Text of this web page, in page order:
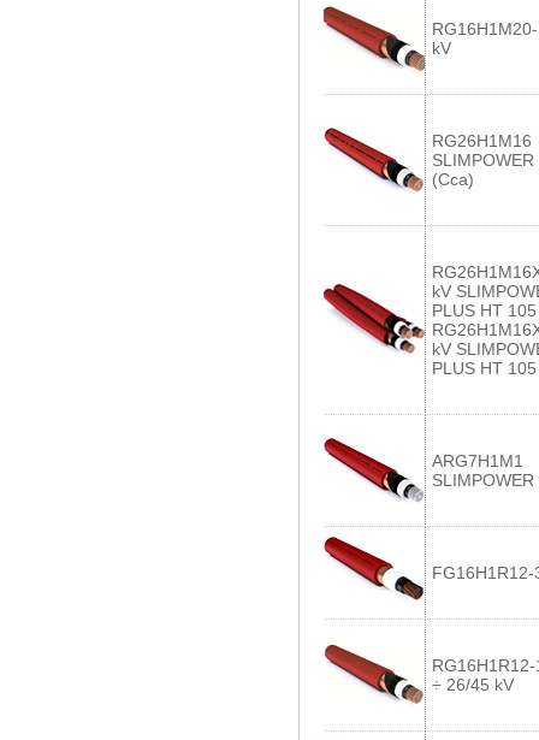
kV
RG26H1M16
(Cca)
kV
PLUS HT
kV
PLUS HT
ARG7H1M1
FG16H1R12-
÷ 26/45 kV